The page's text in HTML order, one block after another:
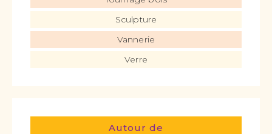
Sculpture
Vannerie
Verre
Autour de